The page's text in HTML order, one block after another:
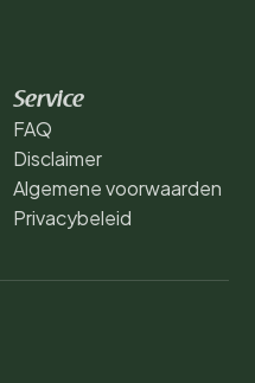
Service
FAQ
Disclaimer
Algemene voorwaarden
Privacybeleid